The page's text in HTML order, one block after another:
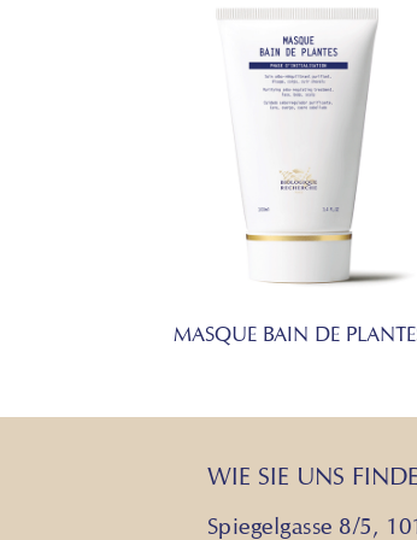
MASQUE BAIN DE
WIE SIE UNS
Spiegelgasse 8/5,